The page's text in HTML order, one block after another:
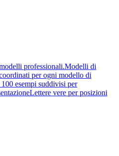
professionali.Modelli di
per ogni modello di
esempi suddivisi per
Lettere vere per posizioni